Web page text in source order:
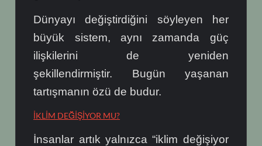
Dünyayı değiştirdiğini söyleyen her
büyük sistem, aynı zamanda güç
ilişkilerini de yeniden
şekillendirmiştir. Bugün yaşanan
tartışmanın özü de budur.
İKLİM DEĞİŞİYOR MU?
İnsanlar artık yalnızca “iklim değişiyor